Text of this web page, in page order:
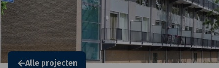
Alle projecten